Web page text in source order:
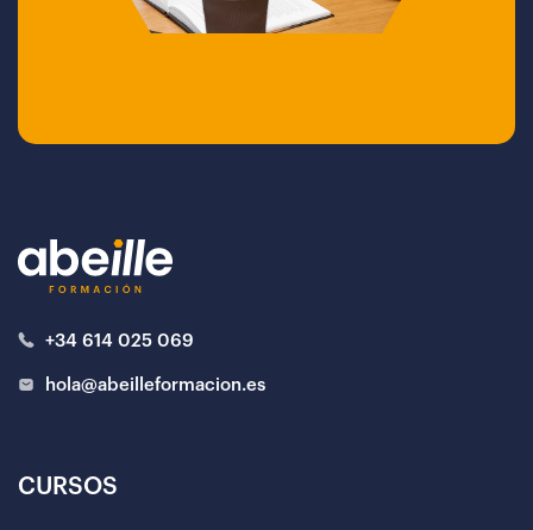
+34 614 025 069
hola@abeilleformacion.es
CURSOS